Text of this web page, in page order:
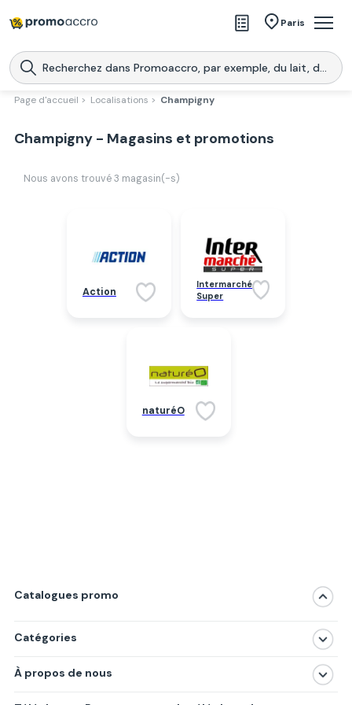
Paris
Magasins
Produits
Promoaccro
l'application
Page d'accueil > Localisations > Champigny
Champigny - Magasins et promotions
Nous avons trouvé 3 magasin(-s)
Action
Intermarché
Super
naturéO
Catalogues promo
Catégories
Produits
À propos de nous